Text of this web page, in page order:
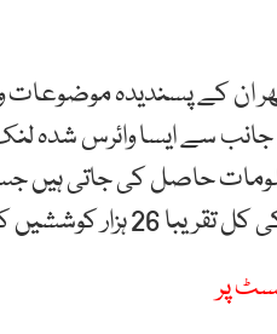
ان کے پسندیدہ موضوعات
سے ایسا وائرس شدہ
حاصل کی جاتی
کی گئیں۔
پر